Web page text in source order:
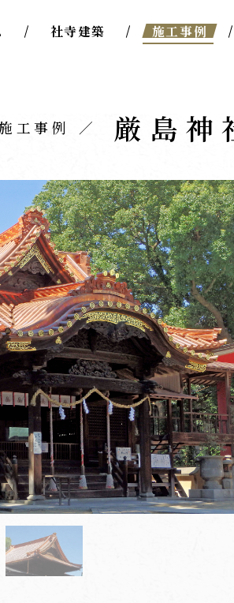
社寺建築 施工事例
工事例 厳島神